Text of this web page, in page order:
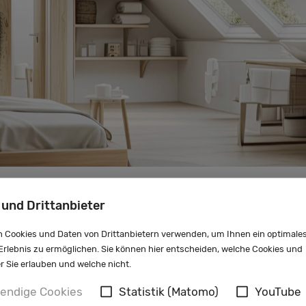
und Drittanbieter
Cookies und Daten von Drittanbietern verwenden, um Ihnen ein
zu ermöglichen. Sie können hier entscheiden, welche Cookies und
Sie erlauben und welche nicht.
Cookies Statistik (Matomo)
YouTube
Ihr Projekt